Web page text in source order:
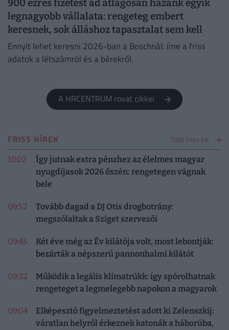
900 ezres fizetést ad átlagosan hazánk egyik
legnagyobb vállalata: rengeteg embert
keresnek, sok álláshoz tapasztalat sem kell
Ennyit lehet keresni 2026-ban a Boschnál: íme a friss
adatok a létszámról és a bérekről.
A HRCENTRUM rovat cikkei
FRISS HÍREK Több friss hír
10:02
Így jutnak extra pénzhez az élelmes magyar
nyugdíjasok 2026 őszén: rengetegen vágnak
bele
09:52
Tovább dagad a DJ Otis drogbotrány:
megszólaltak a Sziget szervezői
09:45
Két éve még az Év kilátója volt, most lebontják:
bezárták a népszerű pannonhalmi kilátót
09:32
Működik a legális klímatrükk: így spórolhatnak
rengeteget a legmelegebb napokon a magyarok
09:04
Elképesztő figyelmeztetést adott ki Zelenszkij:
váratlan helyről érkeznek katonák a háborúba,